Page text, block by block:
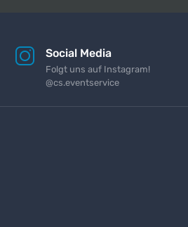
Social Media
Folgt uns auf Instagram!
@cs.eventservice